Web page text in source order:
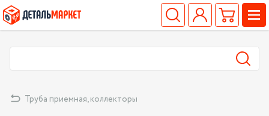
Труба приемная, коллекторы